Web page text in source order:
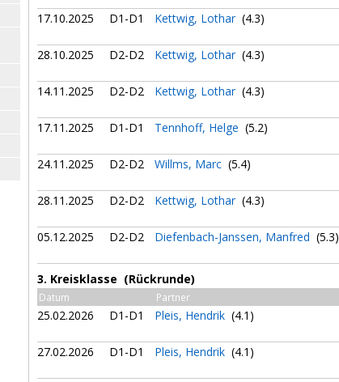
17.10.2025 D1-D1 Kettwig, Lothar (4.3)
28.10.2025 D2-D2 Kettwig, Lothar (4.3)
14.11.2025 D2-D2 Kettwig, Lothar (4.3)
17.11.2025 D1-D1 Tennhoff, Helge (5.2)
24.11.2025 D2-D2 Willms, Marc (5.4)
28.11.2025 D2-D2 Kettwig, Lothar (4.3)
05.12.2025 D2-D2 Diefenbach-Janssen, Manfred (5.3)
3. Kreisklasse (Rückrunde)
Datum Partner
25.02.2026 D1-D1 Pleis, Hendrik (4.1)
27.02.2026 D1-D1 Pleis, Hendrik (4.1)